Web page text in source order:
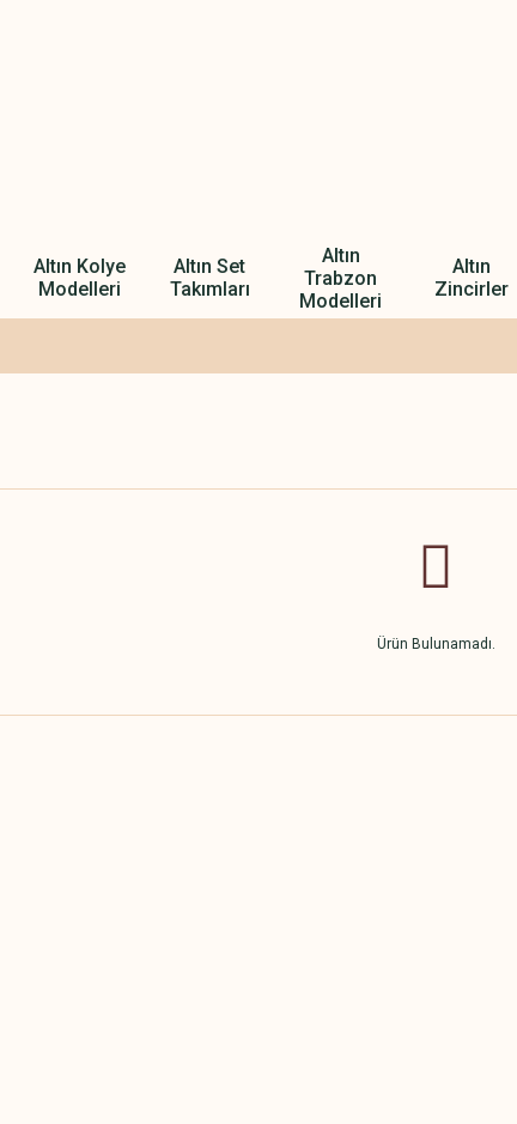
Altın Kolye
Modelleri
Altın Set
Takımları
Altın
Trabzon
Modelleri
Altın
Zincirler
Ürün Bulunamadı.